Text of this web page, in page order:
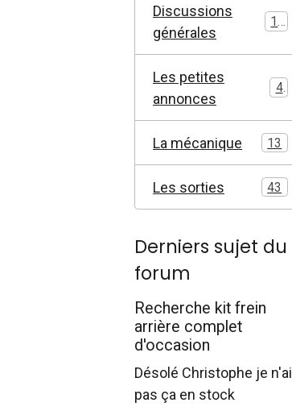
Discussions
générales
17
Les petites
annonces
4
La mécanique 13
Les sorties 43
Derniers sujet du
forum
Recherche kit frein
arrière complet
d'occasion
Désolé Christophe je n'ai
pas ça en stock